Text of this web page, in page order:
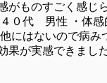
がものすごく感じ
０代 男性 ・体感
にはないので病み
果が実感できまし